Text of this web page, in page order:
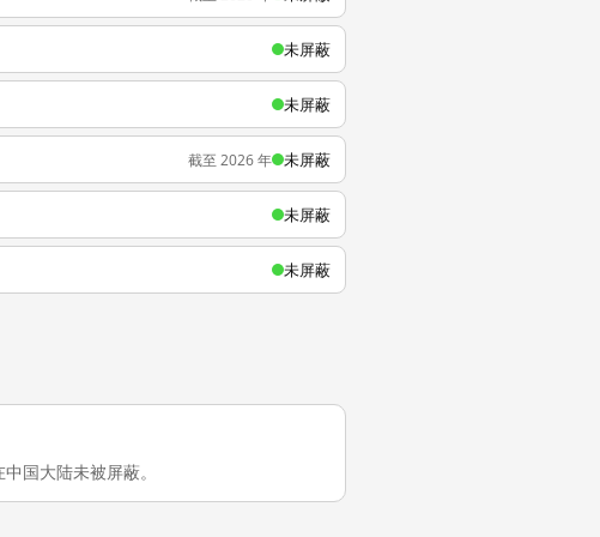
未屏蔽
未屏蔽
截至 2026 年 未屏蔽
未屏蔽
未屏蔽
国大陆未被屏蔽。